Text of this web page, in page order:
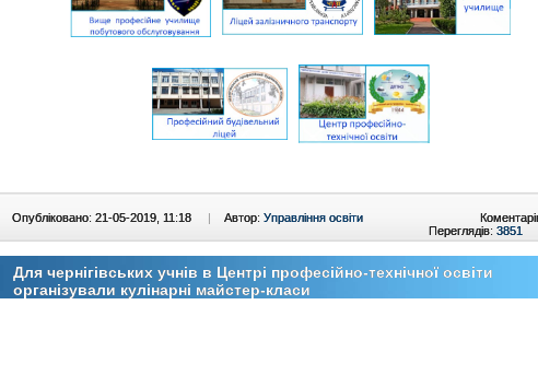
Опубліковано: 21-05-2019, 11:18 | Автор: Управління освіти
Переглядів: 3851
Для чернігівських учнів в Центрі професійно-технічної освіти
організували кулінарні майстер-класи